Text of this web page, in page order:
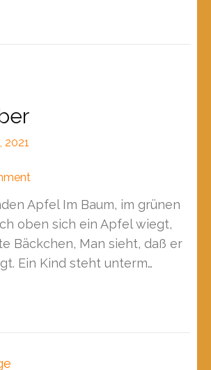
2021
Apfel Im Baum, im grünen
oben sich ein Apfel wiegt,
Bäckchen, Man sieht, daß er
Ein Kind steht unterm…